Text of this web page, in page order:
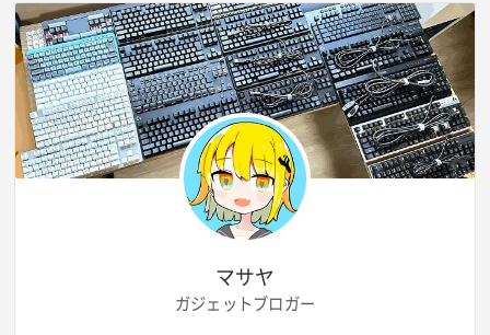
マサヤ
ガジェットブロガー